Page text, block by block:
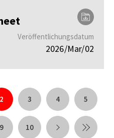
Veröffentlichungsdatum
2026/Mar/02
2 3 4 5
9 10